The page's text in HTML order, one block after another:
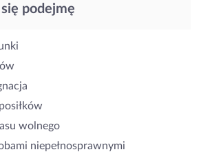
podejmę
wolnego
niepełnosprawnymi